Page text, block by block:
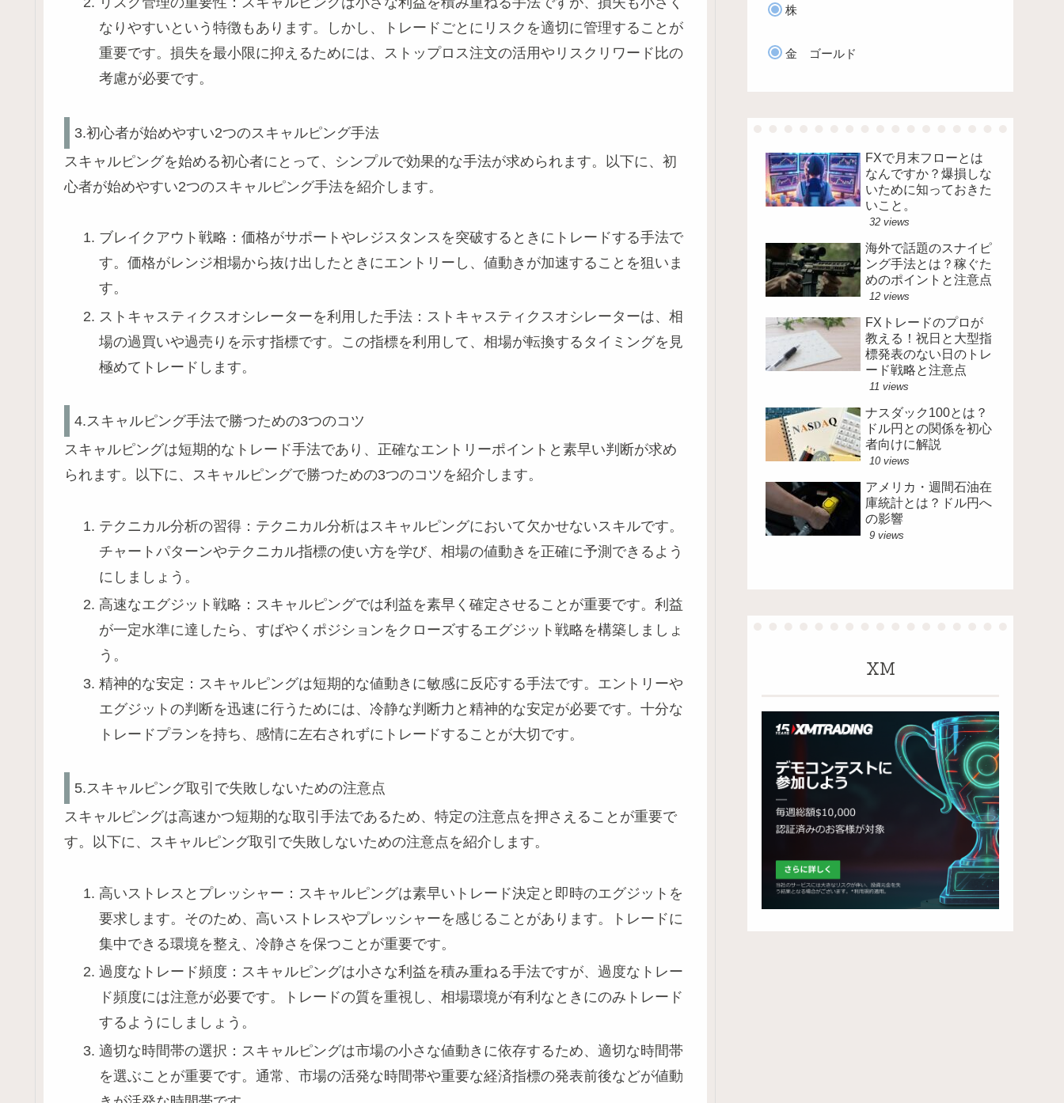
なりやすいという特徴もあります。しかし、トレードごとにリスクを適切に管理することが
重要です。損失を最小限に抑えるためには、ストップロス注文の活用やリスクリワード比の
考慮が必要です。
3.初心者が始めやすい2つのスキャルピング手法
スキャルピングを始める初心者にとって、シンプルで効果的な手法が求められます。以下に、初
心者が始めやすい2つのスキャルピング手法を紹介します。
ブレイクアウト戦略：価格がサポートやレジスタンスを突破するときにトレードする手法で
す。価格がレンジ相場から抜け出したときにエントリーし、値動きが加速することを狙いま
す。
ストキャスティクスオシレーターを利用した手法：ストキャスティクスオシレーターは、相
場の過買いや過売りを示す指標です。この指標を利用して、相場が転換するタイミングを見
極めてトレードします。
4.スキャルピング手法で勝つための3つのコツ
スキャルピングは短期的なトレード手法であり、正確なエントリーポイントと素早い判断が求め
られます。以下に、スキャルピングで勝つための3つのコツを紹介します。
テクニカル分析の習得：テクニカル分析はスキャルピングにおいて欠かせないスキルです。
チャートパターンやテクニカル指標の使い方を学び、相場の値動きを正確に予測できるよう
にしましょう。
高速なエグジット戦略：スキャルピングでは利益を素早く確定させることが重要です。利益
が一定水準に達したら、すばやくポジションをクローズするエグジット戦略を構築しましょ
う。
精神的な安定：スキャルピングは短期的な値動きに敏感に反応する手法です。エントリーや
エグジットの判断を迅速に行うためには、冷静な判断力と精神的な安定が必要です。十分な
トレードプランを持ち、感情に左右されずにトレードすることが大切です。
5.スキャルピング取引で失敗しないための注意点
スキャルピングは高速かつ短期的な取引手法であるため、特定の注意点を押さえることが重要で
す。以下に、スキャルピング取引で失敗しないための注意点を紹介します。
高いストレスとプレッシャー：スキャルピングは素早いトレード決定と即時のエグジットを
要求します。そのため、高いストレスやプレッシャーを感じることがあります。トレードに
集中できる環境を整え、冷静さを保つことが重要です。
過度なトレード頻度：スキャルピングは小さな利益を積み重ねる手法ですが、過度なトレー
ド頻度には注意が必要です。トレードの質を重視し、相場環境が有利なときにのみトレード
するようにしましょう。
適切な時間帯の選択：スキャルピングは市場の小さな値動きに依存するため、適切な時間帯
を選ぶことが重要です。通常、市場の活発な時間帯や重要な経済指標の発表前後などが値動
株
金 ゴールド
FXで月末フローとは
なんですか？爆損しな
いために知っておきた
いこと。
32 views
海外で話題のスナイピ
ング手法とは？稼ぐた
めのポイントと注意点
12 views
FXトレードのプロが
教える！祝日と大型指
標発表のない日のトレ
ード戦略と注意点
11 views
ナスダック100とは？
ドル円との関係を初心
者向けに解説
10 views
アメリカ・週間石油在
庫統計とは？ドル円へ
の影響
9 views
XM